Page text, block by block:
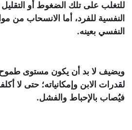
للتغلب على تلك الضغوط أو
النفسية للفرد، أما الانسحاب من
النفسي بعينه.
ويضيف لا بد أن يكون مستوى طموح
لقدرات الابن وإمكانياته؛ حتى لا
فيُصاب بالإحباط والفشل.